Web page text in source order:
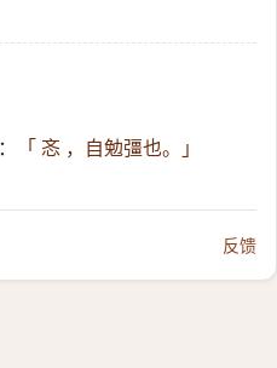
： 「 忞 ，自勉彊也。」
反馈